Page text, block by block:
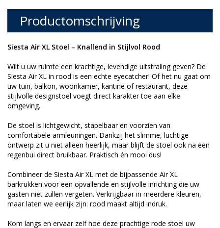
Productomschrijving
Siesta Air XL Stoel – Knallend in Stijlvol Rood
Wilt u uw ruimte een krachtige, levendige uitstraling geven? De
Siesta Air XL in rood is een echte eyecatcher! Of het nu gaat om
uw tuin, balkon, woonkamer, kantine of restaurant, deze
stijlvolle designstoel voegt direct karakter toe aan elke
omgeving.
De stoel is lichtgewicht, stapelbaar en voorzien van
comfortabele armleuningen. Dankzij het slimme, luchtige
ontwerp zit u niet alleen heerlijk, maar blijft de stoel ook na een
regenbui direct bruikbaar. Praktisch én mooi dus!
Combineer de Siesta Air XL met de bijpassende Air XL
barkrukken voor een opvallende en stijlvolle inrichting die uw
gasten niet zullen vergeten. Verkrijgbaar in meerdere kleuren,
maar laten we eerlijk zijn: rood maakt altijd indruk.
Kom langs en ervaar zelf hoe deze prachtige rode stoel uw